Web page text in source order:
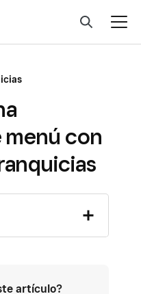
con
artículo?